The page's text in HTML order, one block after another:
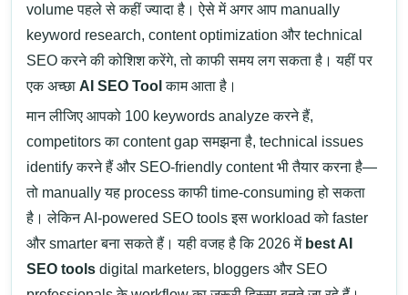
volume पहले से कहीं ज्यादा है। ऐसे में अगर आप manually
keyword research, content optimization और technical
SEO करने की कोशिश करेंगे, तो काफी समय लग सकता है। यहीं पर
एक अच्छा AI SEO Tool काम आता है।
मान लीजिए आपको 100 keywords analyze करने हैं,
competitors का content gap समझना है, technical issues
identify करने हैं और SEO-friendly content भी तैयार करना है—
तो manually यह process काफी time-consuming हो सकता
है। लेकिन AI-powered SEO tools इस workload को faster
और smarter बना सकते हैं। यही वजह है कि 2026 में best AI
SEO tools digital marketers, bloggers और SEO